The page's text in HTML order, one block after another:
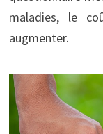
maladies, le
augmenter.